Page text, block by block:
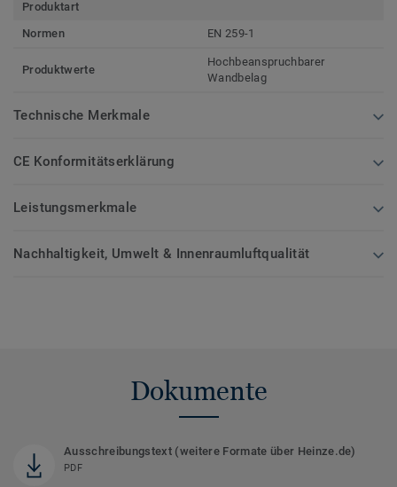
Produktart
Normen
EN 259-1
Produktwerte
Hochbeanspruchbarer
Wandbelag
Technische Merkmale
CE Konformitätserklärung
Leistungsmerkmale
Nachhaltigkeit, Umwelt & Innenraumluftqualität
Dokumente
Ausschreibungstext (weitere Formate über Heinze.de)
PDF